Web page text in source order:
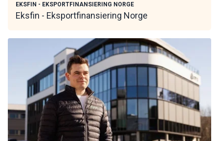
EKSFIN - EKSPORTFINANSIERING NORGE
Eksfin - Eksportfinansiering Norge